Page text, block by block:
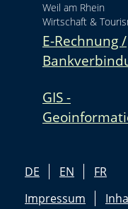
Weil am Rhein
Wirtschaft &
E-Rechnung /
GIS -
DE EN
FR
Impressum